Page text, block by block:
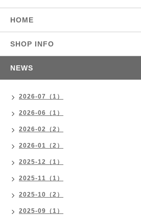
HOME
SHOP INFO
NEWS
2026-07（1）
2026-06（1）
2026-02（2）
2026-01（2）
2025-12（1）
2025-11（1）
2025-10（2）
2025-09（1）